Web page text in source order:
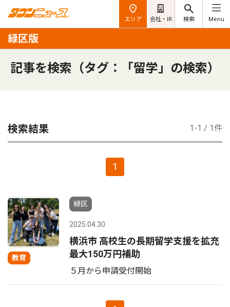
エリア 会社・IR 検索 Menu
緑区版
記事を検索（タグ：「留学」の検索）
検索結果 1-1 / 1件
1
教育
緑区
2025.04.30
横浜市 高校生の長期留学支援を拡充
最大150万円補助
５月から申請受付開始